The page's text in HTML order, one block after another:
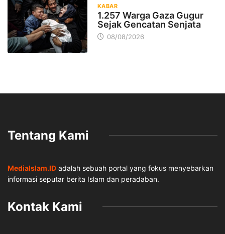
KABAR
1.257 Warga Gaza Gugur
Sejak Gencatan Senjata
08/08/2026
Tentang Kami
MediaIslam.ID adalah sebuah portal yang fokus menyebarkan
informasi seputar berita Islam dan peradaban.
Kontak Kami